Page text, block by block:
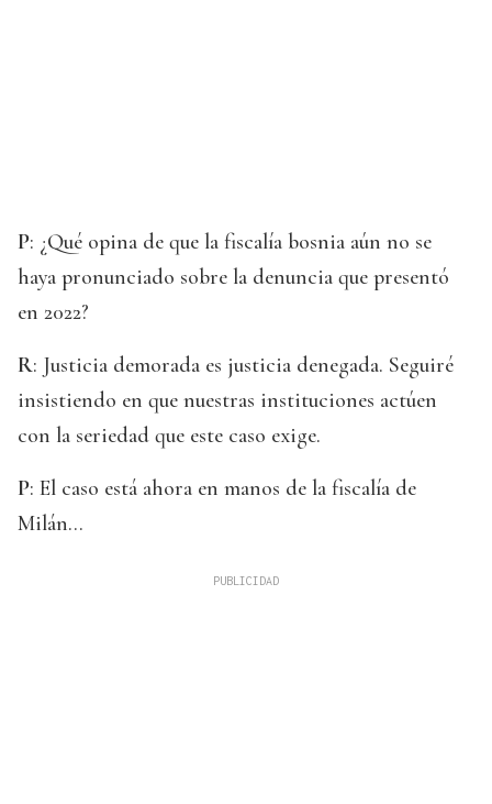
P: ¿Qué opina de que la fiscalía bosnia aún no se
haya pronunciado sobre la denuncia que presentó
en 2022?
R: Justicia demorada es justicia denegada. Seguiré
insistiendo en que nuestras instituciones actúen
con la seriedad que este caso exige.
P: El caso está ahora en manos de la fiscalía de
Milán…